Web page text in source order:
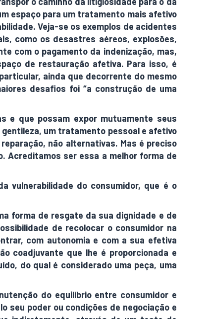
espaço para um tratamento mais afetivo
Veja-se os exemplos de acidentes
como os desastres aéreos, explosões,
com o pagamento da indenização, mas,
de restauração afetiva. Para isso, é
ainda que decorrente do mesmo
desafios foi “a construção de uma
e que possam expor mutuamente seus
um tratamento pessoal e afetivo
não alternativas. Mas é preciso
Acreditamos ser essa a melhor forma de
vulnerabilidade do consumidor, que é o
forma de resgate da sua dignidade e de
de recolocar o consumidor na
com autonomia e com a sua efetiva
coadjuvante que lhe é proporcionada e
do qual é considerado uma peça, uma
do equilíbrio entre consumidor e
seu poder ou condições de negociação e